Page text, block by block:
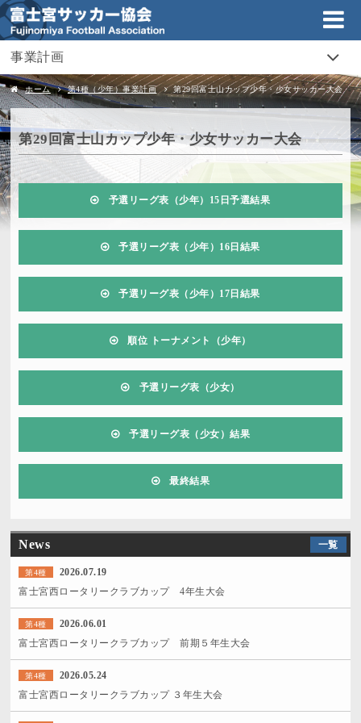
事業計画
ホーム 第4種（少年）事業計画 第29回富士山カップ少年・少女サッカー大会
第29回富士山カップ少年・少女サッカー大会
予選リーグ表（少年）15日予選結果
予選リーグ表（少年）16日結果
予選リーグ表（少年）17日結果
順位 トーナメント（少年）
予選リーグ表（少女）
予選リーグ表（少女）結果
最終結果
News 一覧
第4種
2026.07.19
富士宮西ロータリークラブカップ 4年生大会
第4種
2026.06.01
富士宮西ロータリークラブカップ 前期５年生大会
第4種
2026.05.24
富士宮西ロータリークラブカップ ３年生大会